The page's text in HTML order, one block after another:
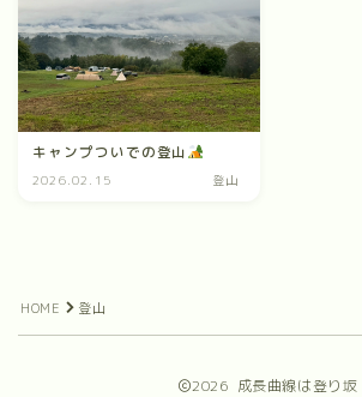
キャンプついでの登山
2026.02.15 登山
HOME 登山
2026 成長曲線は登り坂